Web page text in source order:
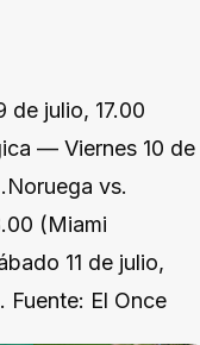
julio, 17.00
— Viernes 10 de
vs.
(Miami
11 de julio,
El Once